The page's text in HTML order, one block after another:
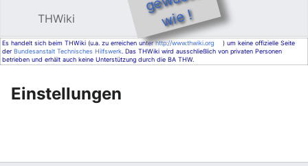
THWiki e !
Es handelt sich beim THWiki (u.a. zu erreichen unterhttp://www.thwiki.org
) um keine offizielle Seite
derBundesanstalt Technisches Hilfswerk. Das THWiki wird ausschließlich von privaten Personen
betrieben und erhält auch keine Unterstützung durch die BA THW.
Einstellungen